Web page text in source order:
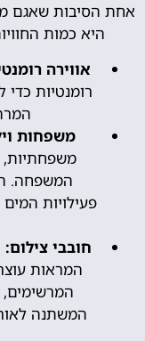
אחת הסיבות שאגם
היא כמות
אווירה
רומנטיות
משפחות
משפחתיות,
המשפחה.
פעילויות
חובבי צילום:
המראות
המשתנה